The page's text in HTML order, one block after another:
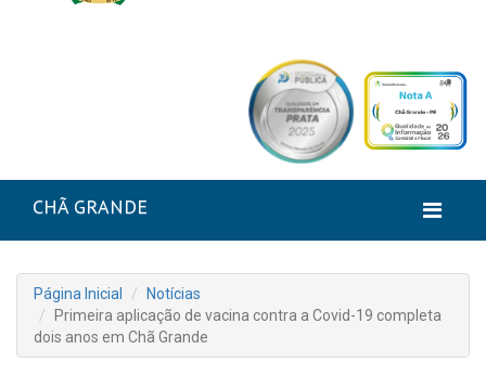
CHÃ GRANDE
Página Inicial
Notícias
Primeira aplicação de vacina contra a Covid-19 completa
dois anos em Chã Grande